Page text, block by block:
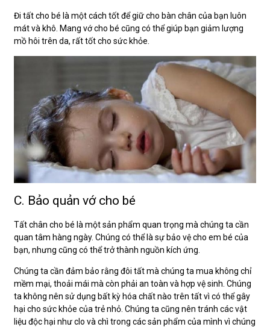
Đi tất cho bé là một cách tốt để giữ cho bàn chân của bạn luôn
mát và khô. Mang vớ cho bé cũng có thể giúp bạn giảm lượng
mồ hôi trên da, rất tốt cho sức khỏe.
C. Bảo quản vớ cho bé
Tất chân cho bé là một sản phẩm quan trọng mà chúng ta cần
quan tâm hàng ngày. Chúng có thể là sự bảo vệ cho em bé của
bạn, nhưng cũng có thể trở thành nguồn kích ứng.
Chúng ta cần đảm bảo rằng đôi tất mà chúng ta mua không chỉ
mềm mại, thoải mái mà còn phải an toàn và hợp vệ sinh. Chúng
ta không nên sử dụng bất kỳ hóa chất nào trên tất vì có thể gây
hại cho sức khỏe của trẻ nhỏ. Chúng ta cũng nên tránh các vật
liệu độc hại như clo và chì trong các sản phẩm của mình vì chúng